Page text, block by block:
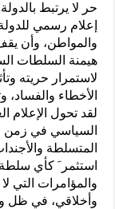
حر لا يرتبط
إعلام رسمي
والمواطن، وأن
هيمنة السلطات
لاستمرار حريته
الأخطاء
لقد تحول الإعلام
السياسي في زمن
المتسلطة
استثمر َ كأي سلطة
والمؤامرات التي
وأخلاقي، في ظل